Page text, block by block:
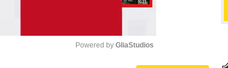
Powered by GliaStudios